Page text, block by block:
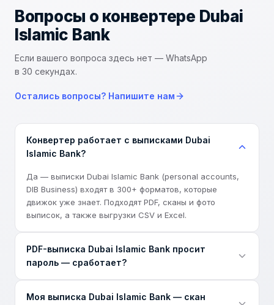
Вопросы о конвертере Dubai
Islamic Bank
Если вашего вопроса здесь нет — WhatsApp
в 30 секундах.
Остались вопросы? Напишите нам
Конвертер работает с выписками Dubai
Islamic Bank?
Да — выписки Dubai Islamic Bank (personal accounts,
DIB Business) входят в 300+ форматов, которые
движок уже знает. Подходят PDF, сканы и фото
выписок, а также выгрузки CSV и Excel.
PDF-выписка Dubai Islamic Bank просит
пароль — сработает?
паролем. Введите пароль банка при загрузке —
Моя выписка Dubai Islamic Bank — скан